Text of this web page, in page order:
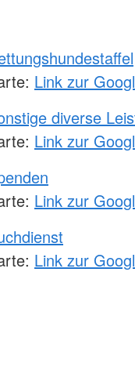
Link zur
diverse
Link zur
Link zur
Link zur